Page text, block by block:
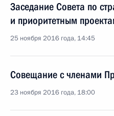
Заседание Совета по
и приоритетным
25 ноября 2016 года, 14:45
Совещание с членами
23 ноября 2016 года, 18:00